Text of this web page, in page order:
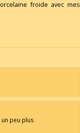
froide avec mes
peu plus